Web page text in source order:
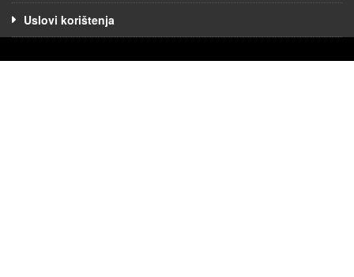
Uslovi korištenja